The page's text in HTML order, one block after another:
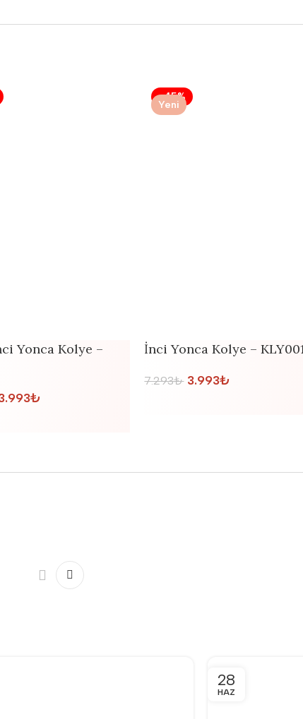
Yonca Kolye –
₺
-45%
Yeni
İnci Yonca Kolye –
7.293₺ 3.993₺
28
HAZ